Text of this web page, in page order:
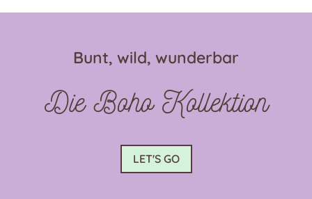
der
gewählt
werden
Bunt, wild, wunderbar
Die Boho Kollektion
LET'S GO